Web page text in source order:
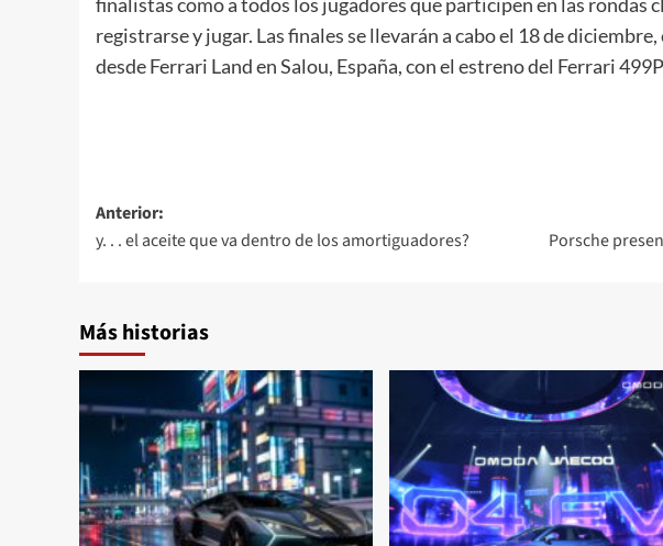
registrarse y jugar. Las finales se llevarán a cabo el 18 de
desde Ferrari Land en Salou, España, con el estreno del Ferrari
Navegación
de
Anterior:
y. . . el aceite que va dentro de los amortiguadores?
Porsche
Más historias